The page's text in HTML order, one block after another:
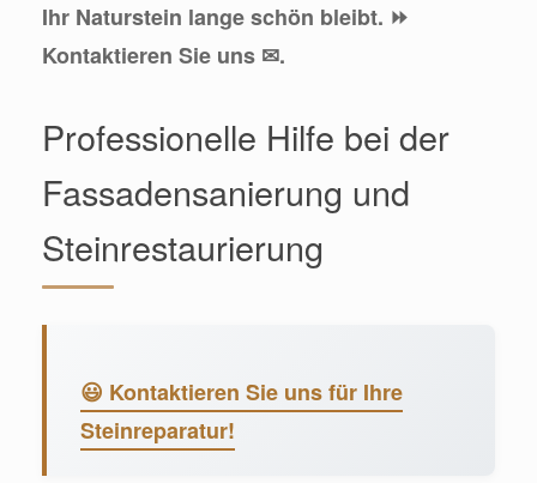
Ihr Naturstein lange schön bleibt. ⏩
Kontaktieren Sie uns ✉.
Professionelle Hilfe bei der
Fassadensanierung und
Steinrestaurierung
😃 Kontaktieren Sie uns für Ihre
Steinreparatur!